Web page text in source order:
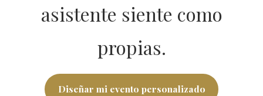
asistente siente como
propias.
Diseñar mi evento personalizado